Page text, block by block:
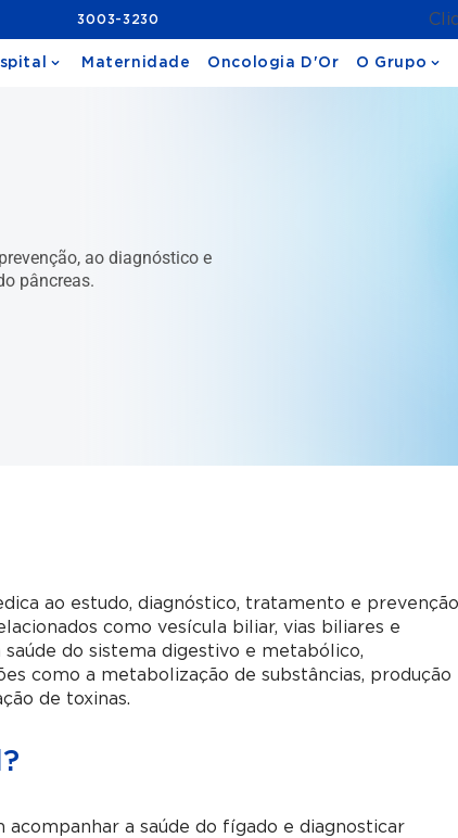
3003-3230
Maternidade Oncologia D'Or O Grupo
ao diagnóstico e
pâncreas.
ao estudo, diagnóstico, tratamento e
como vesícula biliar, vias biliares e
do sistema digestivo e metabólico,
como a metabolização de substâncias, produção
de toxinas.
a saúde do fígado e diagnosticar